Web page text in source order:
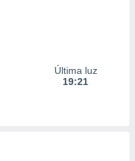
Última luz
19:21